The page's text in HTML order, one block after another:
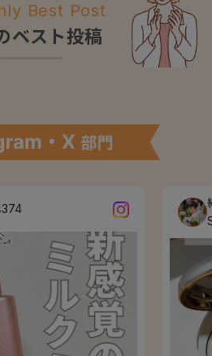
Best Post
ベスト投稿